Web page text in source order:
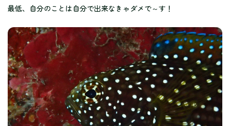
最低、自分のことは自分で出来なきゃダメで～す！